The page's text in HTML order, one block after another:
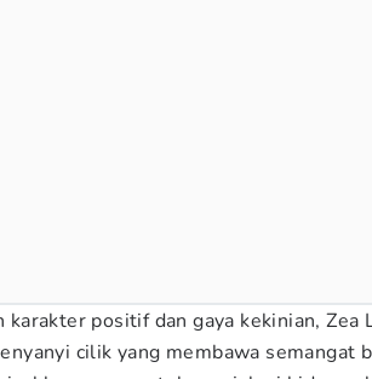
karakter positif dan gaya kekinian, Zea
cilik yang membawa semangat